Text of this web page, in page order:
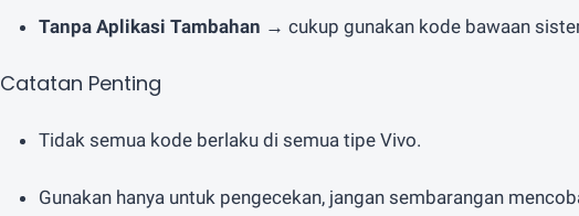
Tanpa Aplikasi Tambahan → cukup gunakan kode bawaan
Catatan Penting
Tidak semua kode berlaku di semua tipe Vivo.
Gunakan hanya untuk pengecekan, jangan sembarangan